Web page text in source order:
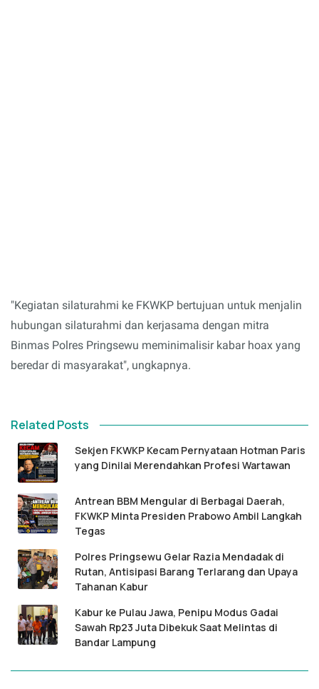
"Kegiatan silaturahmi ke FKWKP bertujuan untuk menjalin
hubungan silaturahmi dan kerjasama dengan mitra
Binmas Polres Pringsewu meminimalisir kabar hoax yang
beredar di masyarakat", ungkapnya.
Related Posts
Sekjen FKWKP Kecam Pernyataan Hotman Paris
yang Dinilai Merendahkan Profesi Wartawan
Antrean BBM Mengular di Berbagai Daerah,
FKWKP Minta Presiden Prabowo Ambil Langkah
Tegas
Polres Pringsewu Gelar Razia Mendadak di
Rutan, Antisipasi Barang Terlarang dan Upaya
Tahanan Kabur
Kabur ke Pulau Jawa, Penipu Modus Gadai
Sawah Rp23 Juta Dibekuk Saat Melintas di
Bandar Lampung